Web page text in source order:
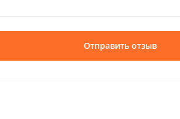
Отправить отзыв